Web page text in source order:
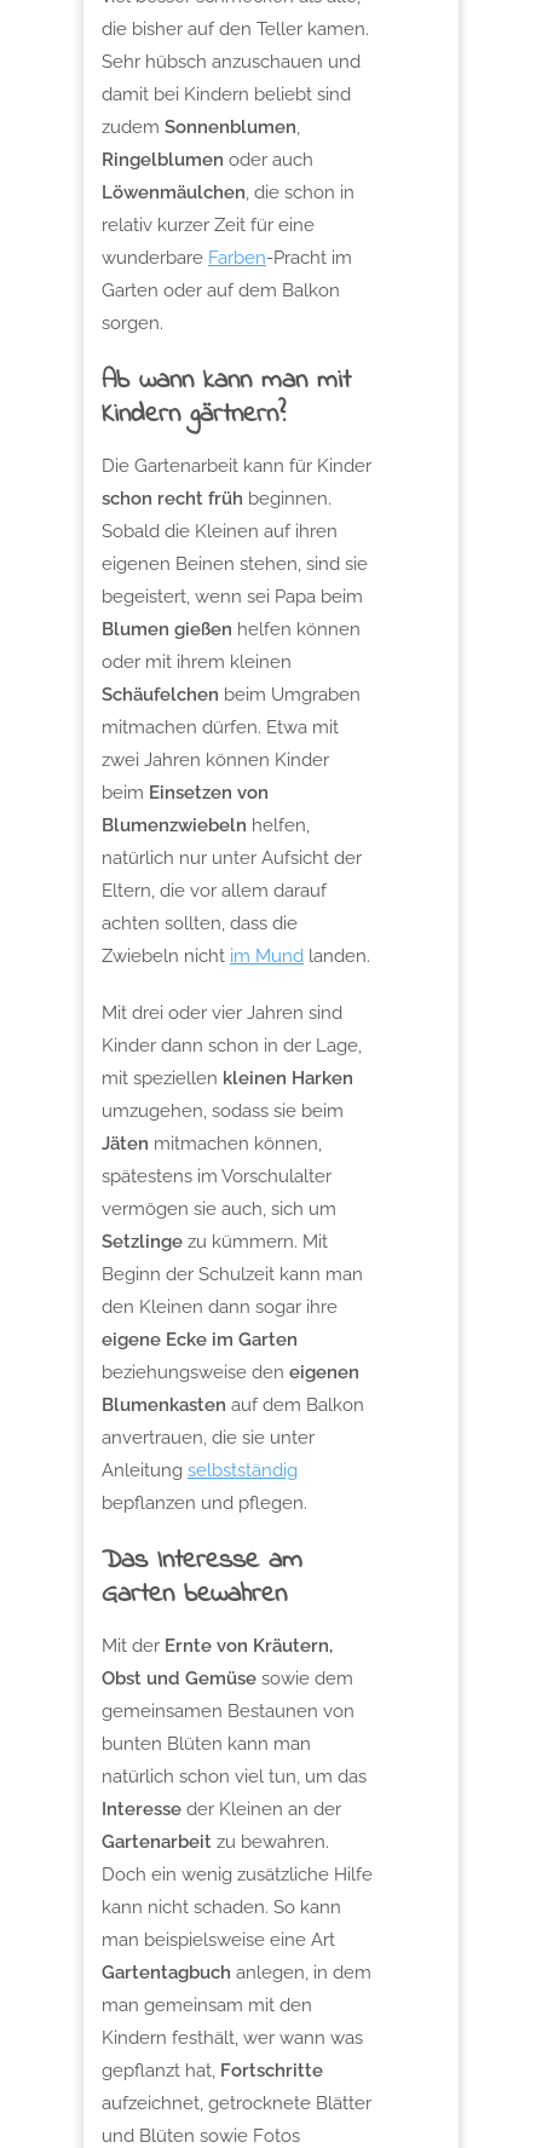
die bisher auf den Teller kamen.
Sehr hübsch anzuschauen und
damit bei Kindern beliebt sind
zudem Sonnenblumen,
Ringelblumen oder auch
Löwenmäulchen, die schon in
relativ kurzer Zeit für eine
wunderbare Farben-Pracht im
Garten oder auf dem Balkon
sorgen.
Ab wann kann man mit
Kindern gärtnern?
Die Gartenarbeit kann für Kinder
schon recht früh beginnen.
Sobald die Kleinen auf ihren
eigenen Beinen stehen, sind sie
begeistert, wenn sei Papa beim
Blumen gießen helfen können
oder mit ihrem kleinen
Schäufelchen beim Umgraben
mitmachen dürfen. Etwa mit
zwei Jahren können Kinder
beim Einsetzen von
Blumenzwiebeln helfen,
natürlich nur unter Aufsicht der
Eltern, die vor allem darauf
achten sollten, dass die
Zwiebeln nicht im Mund landen.
Mit drei oder vier Jahren sind
Kinder dann schon in der Lage,
mit speziellen kleinen Harken
umzugehen, sodass sie beim
Jäten mitmachen können,
spätestens im Vorschulalter
vermögen sie auch, sich um
Setzlinge zu kümmern. Mit
Beginn der Schulzeit kann man
den Kleinen dann sogar ihre
eigene Ecke im Garten
beziehungsweise den eigenen
Blumenkasten auf dem Balkon
anvertrauen, die sie unter
Anleitung selbstständig
bepflanzen und pflegen.
Das Interesse am
Garten bewahren
Mit der Ernte von Kräutern,
Obst und Gemüse sowie dem
gemeinsamen Bestaunen von
bunten Blüten kann man
natürlich schon viel tun, um das
Interesse der Kleinen an der
Gartenarbeit zu bewahren.
Doch ein wenig zusätzliche Hilfe
kann nicht schaden. So kann
man beispielsweise eine Art
Gartentagbuch anlegen, in dem
man gemeinsam mit den
Kindern festhält, wer wann was
gepflanzt hat, Fortschritte
aufzeichnet, getrocknete Blätter
und Blüten sowie Fotos